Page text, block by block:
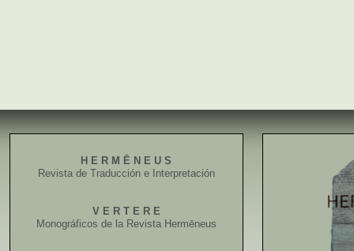
H E R M Ē N E U S
Revista de Traducción e Interpretación
V E R T E R E
Monográficos de la Revista Hermēneus